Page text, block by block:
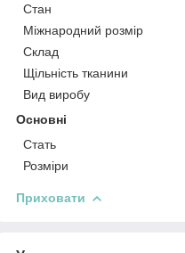
Стан
Міжнародний розмір
Склад
Щільність тканини
Вид виробу
Основні
Стать
Розміри
Приховати